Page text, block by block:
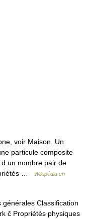
voir Maison. Un
particule composite
un nombre pair de
…
Wikipédia en
Classification
c̄ Propriétés physiques